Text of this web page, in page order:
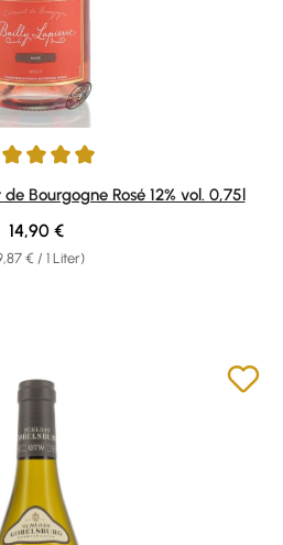
von 4.9 von 5 Sternen
Bourgogne Rosé 12% vol. 0,75l
€ / 1 Liter)
Regulärer Preis:
14,90 €